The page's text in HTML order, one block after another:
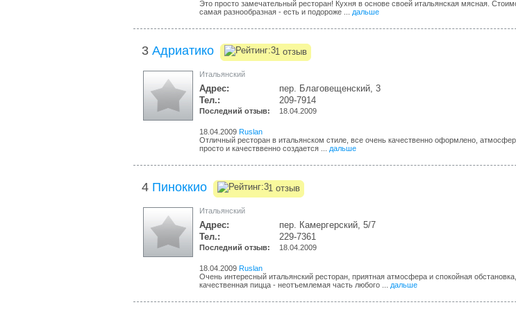
Это просто замечательный ресторан! Кухня в основе своей итальянская мясная.
самая разнообразная - есть и подороже ... дальше
3 Адриатико 1 отзыв
Итальянский
Адрес:
пер. Благовещенский, 3
Тел.:
209-7914
Последний отзыв: 18.04.2009
18.04.2009 Ruslan
Отличный ресторан в итальянском стиле, все очень качественно оформлено,
просто и качестввенно создается ... дальше
4 Пиноккио 1 отзыв
Итальянский
Адрес:
пер. Камергерский, 5/7
Тел.:
229-7361
Последний отзыв: 18.04.2009
18.04.2009 Ruslan
Очень интересный итальянский ресторан, приятная атмосфера и спокойная обстановка,
качественная пицца - неотъемлемая часть любого ... дальше